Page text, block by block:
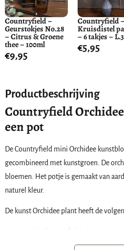
Productbeschrijving
Countryfield
een pot
De Countryfield mini Orchidee
gecombineerd met kunstgroen. De
bloemen. Het potje is gemaakt van
naturel kleur.
De kunst Orchidee plant heeft de
aantal bloemen: 5
Countryfield –
Geurstokjes No.28
– Citrus & Groene
thee – 100ml
€9,95
Countryfield –
Kruisdistel
– 6 takjes –
€5,95